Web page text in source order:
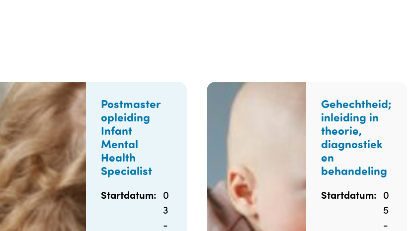
Postmaster
opleiding
Infant
Mental
Health
Specialist
Startdatum: 0
3
-
Gehechtheid;
inleiding in
theorie,
diagnostiek
en
behandeling
Startdatum: 0
5
-